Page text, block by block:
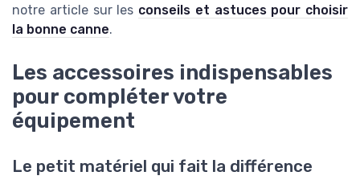
notre article sur les conseils et astuces pour choisir
la bonne canne.
Les accessoires indispensables
pour compléter votre
équipement
Le petit matériel qui fait la différence